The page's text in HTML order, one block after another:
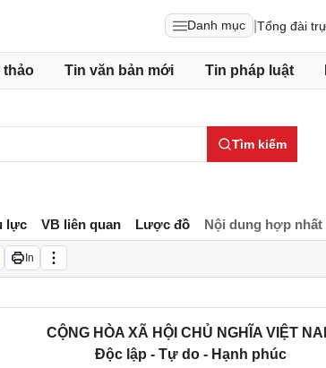
Danh mục Tổng đài
thảo Tin văn bản mới Tin pháp luật
Tìm kiếm
lực VB liên quan Lược đồ Nội dung hợp nhất
In
CỘNG HÒA XÃ HỘI CHỦ NGHĨA VIỆT
Độc lập - Tự do - Hạnh phúc